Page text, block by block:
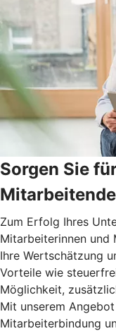
Sorgen Sie
Zum Erfolg Ihres
Mitarbeiterinnen und
Ihre Wertschätzung
Vorteile wie
Möglichkeit,
Mit unserem
Mitarbeiterbindung